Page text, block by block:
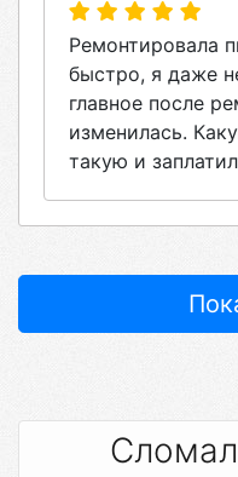
Ремонтировала
быстро, я даже
главное после
изменилась.
такую и